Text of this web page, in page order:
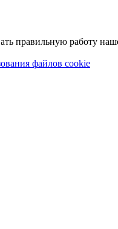
правильную работу
файлов cookie